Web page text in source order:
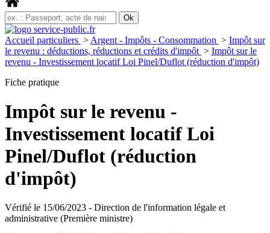
Accueil particuliers > Argent - Impôts - Consommation > Impôt sur
le revenu : déductions, réductions et crédits d'impôt > Impôt sur le
revenu - Investissement locatif Loi Pinel/Duflot (réduction d'impôt)
Fiche pratique
Impôt sur le revenu -
Investissement locatif Loi
Pinel/Duflot (réduction
d'impôt)
Vérifié le 15/06/2023 - Direction de l'information légale et
administrative (Première ministre)